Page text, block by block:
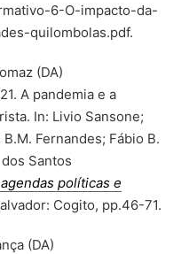
6-O-impacto-da-
quilombolas.pdf.
(DA)
A pandemia e a
In: Livio Sansone;
Fernandes; Fábio B.
Santos
políticas e
Cogito, pp.46-71.
(DA)